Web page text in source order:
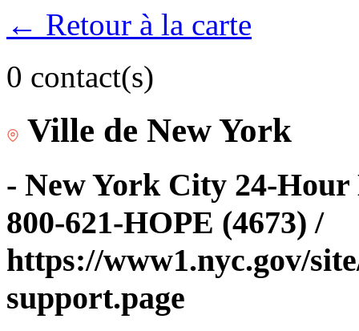
← Retour à la carte
0 contact(s)
Ville de New York
- New York City 24-
800-621-HOPE (4673) /
https://www1.nyc.gov/
support.page